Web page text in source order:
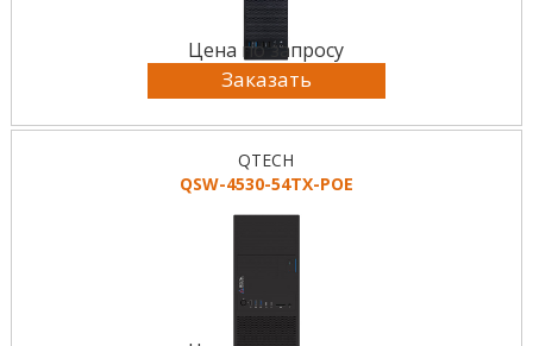
Цена по запросу
Заказать
QTECH
QSW-4530-54TX-POE